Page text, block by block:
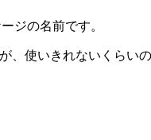
ジの名前です。
、使いきれないくらい